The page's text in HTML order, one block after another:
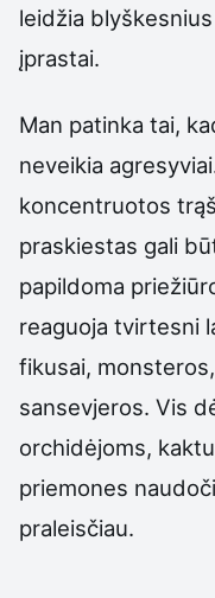
leidžia
įprastai.
Man patinka tai,
neveikia
koncentruotos
praskiestas gali
papildoma
reaguoja tvirtesni
fikusai,
sansevjeros. Vis
orchidėjoms,
priemones
praleisčiau.